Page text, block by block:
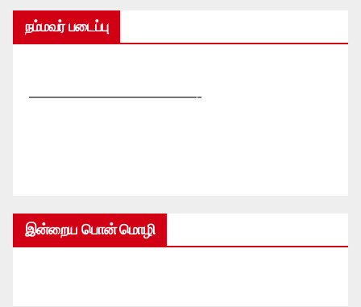
நம்மவர் படைப்பு
—————————————-
இன்றைய பொன் மொழி